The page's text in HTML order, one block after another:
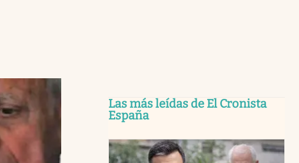
Las más leídas de El Cronista
España